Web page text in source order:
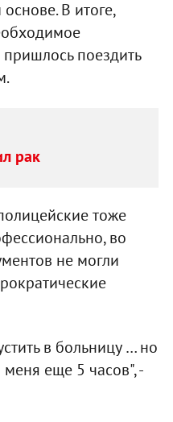
В итоге,
поездить
рак
тоже
во
не могли
в больницу … но
еще 5 часов", -